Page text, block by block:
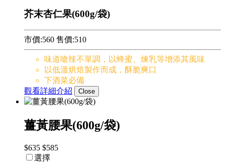
芥末杏仁果(600g/袋)
市價:560 售價:510
味道嗆辣不單調，以蜂蜜、煉乳等增添其風味
以低溫烘焙製作而成，酥脆爽口
下酒菜必備
觀看詳細介紹
Close
薑黃腰果(600g/袋)
$635 $585
選擇